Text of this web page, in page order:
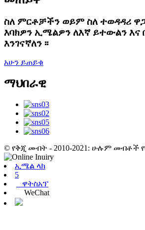
ስለ ምርቶቻችን ወይም ስለ ተወዳዳሪ
እባክዎን ኢሜልዎን ለእኛ ይተውልን እና
እንገናኛለን ፡፡
አሁን ይጠይቁ
ማህበራዊ
© የቅጂ መብት - 2010-2021: ሁሉም መብቶች
ኢሜል ላክ
5
ዋትስአፕ
WeChat